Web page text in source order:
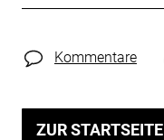
Kommentare
ZUR STARTSEITE